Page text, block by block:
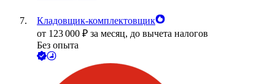
Кладовщик-комплектовщик
от 123 000 ₽ за месяц, до вычета налогов
Без опыта